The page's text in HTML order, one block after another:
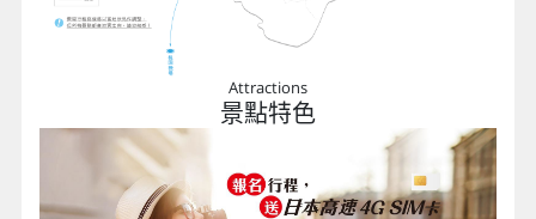
Attractions
景點特色